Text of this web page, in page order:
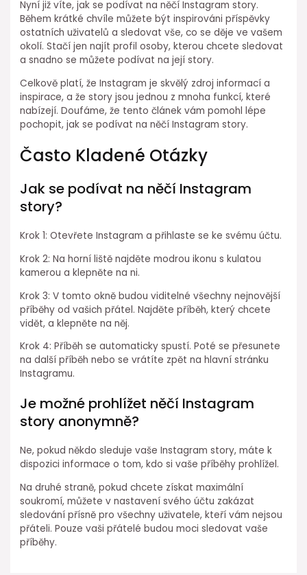
Nyní již víte, jak se podívat na něčí Instagram story.
Během krátké chvíle můžete být inspirováni příspěvky
ostatních uživatelů a sledovat vše, co se děje ve vašem
okolí. Stačí jen najít profil osoby, kterou chcete sledovat
a snadno se můžete podívat na její story.
Celkově platí, že Instagram je skvělý zdroj informací a
inspirace, a že story jsou jednou z mnoha funkcí, které
nabízejí. Doufáme, že tento článek vám pomohl lépe
pochopit, jak se podívat na něčí Instagram story.
Často Kladené Otázky
Jak se podívat na něčí Instagram
story?
Krok 1: Otevřete Instagram a přihlaste se ke svému účtu.
Krok 2: Na horní liště najděte modrou ikonu s kulatou
kamerou a klepněte na ni.
Krok 3: V tomto okně budou viditelné všechny nejnovější
příběhy od vašich přátel. Najděte příběh, který chcete
vidět, a klepněte na něj.
Krok 4: Příběh se automaticky spustí. Poté se přesunete
na další příběh nebo se vrátíte zpět na hlavní stránku
Instagramu.
Je možné prohlížet něčí Instagram
story anonymně?
Ne, pokud někdo sleduje vaše Instagram story, máte k
dispozici informace o tom, kdo si vaše příběhy prohlížel.
Na druhé straně, pokud chcete získat maximální
soukromí, můžete v nastavení svého účtu zakázat
sledování přísně pro všechny uživatele, kteří vám nejsou
přáteli. Pouze vaši přátelé budou moci sledovat vaše
příběhy.